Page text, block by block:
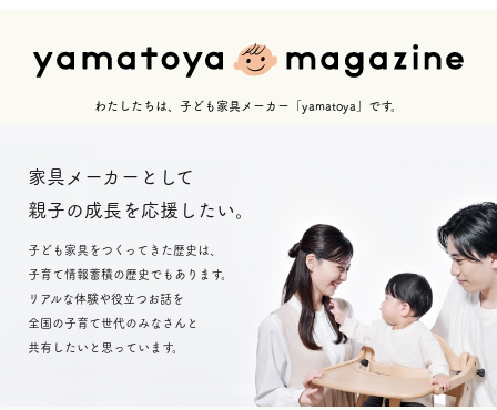
わたしたちは、子ども家具メーカー「yamatoya」です。
家具メーカーとして
親子の成長を応援したい。
子ども家具をつくってきた歴史は、
子育て情報蓄積の歴史でもあります。
リアルな体験や役立つお話を
全国の子育て世代のみなさんと
共有したいと思っています。